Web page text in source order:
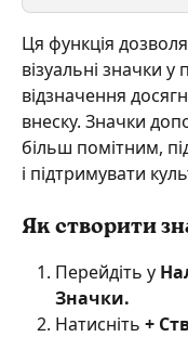
Ця функція
візуальні значки у
відзначення
внеску. Значки
більш помітним,
і підтримувати
Як створити
Перейдіть у
Значки.
Натисніть +